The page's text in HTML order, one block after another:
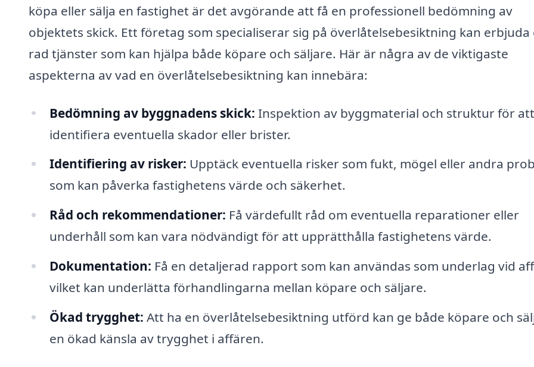
köpa eller sälja en fastighet är det avgörande att få en professionell bedömning av
objektets skick. Ett företag som specialiserar sig på överlåtelsebesiktning kan erbjuda
rad tjänster som kan hjälpa både köpare och säljare. Här är några av de viktigaste
aspekterna av vad en överlåtelsebesiktning kan innebära:
Bedömning av byggnadens skick: Inspektion av byggmaterial och struktur för att
identifiera eventuella skador eller brister.
Identifiering av risker: Upptäck eventuella risker som fukt, mögel eller andra
som kan påverka fastighetens värde och säkerhet.
Råd och rekommendationer: Få värdefullt råd om eventuella reparationer eller
underhåll som kan vara nödvändigt för att upprätthålla fastighetens värde.
Dokumentation: Få en detaljerad rapport som kan användas som underlag vid
vilket kan underlätta förhandlingarna mellan köpare och säljare.
Ökad trygghet: Att ha en överlåtelsebesiktning utförd kan ge både köpare och
en ökad känsla av trygghet i affären.